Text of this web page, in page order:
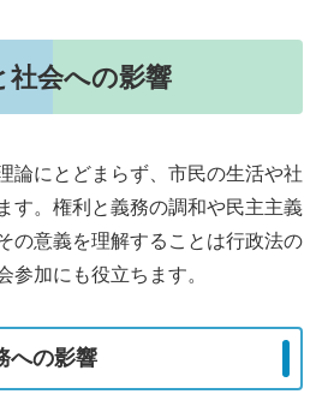
社会への影響
論にとどまらず、市民の生活や社
す。権利と義務の調和や民主主義
の意義を理解することは行政法の
参加にも役立ちます。
への影響